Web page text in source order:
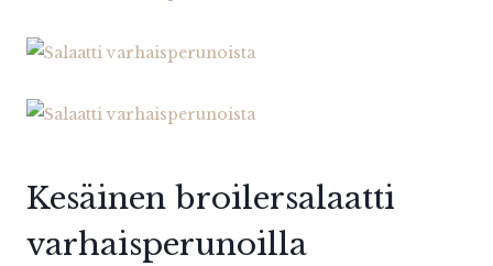
Kesäinen broilersalaatti
varhaisperunoilla